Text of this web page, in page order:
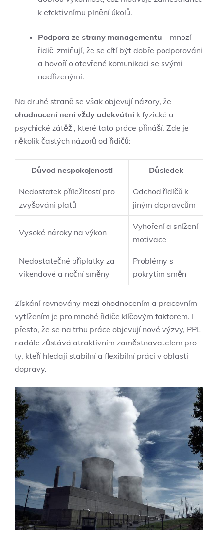
k efektivnímu plnění úkolů.
Podpora ze strany managementu – mnozí
řidiči zmiňují, že se cítí být dobře podporováni
a hovoří o otevřené komunikaci se svými
nadřízenými.
Na druhé straně se však objevují názory, že
ohodnocení není vždy adekvátník fyzické a
psychické zátěži, které tato práce přináší. Zde je
několik častých názorů od řidičů:
Důvod nespokojenosti Důsledek
Nedostatek příležitostí pro
zvyšování platů
Odchod řidičů k
jiným dopravcům
Vysoké nároky na výkon
Vyhoření a snížení
motivace
Nedostatečné příplatky za
víkendové a noční směny
Problémy s
pokrytím směn
Získání rovnováhy mezi ohodnocením a pracovním
vytížením je pro mnohé řidiče klíčovým faktorem. I
přesto, že se na trhu práce objevují nové výzvy, PPL
nadále zůstává atraktivním zaměstnavatelem pro
ty, kteří hledají stabilní a flexibilní práci v oblasti
dopravy.